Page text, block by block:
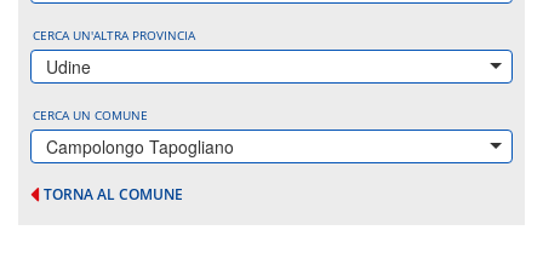
CERCA UN'ALTRA PROVINCIA
Udine
CERCA UN COMUNE
Campolongo Tapogliano
TORNA AL COMUNE